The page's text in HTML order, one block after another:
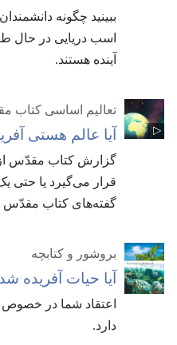
ببینید چگونه
اسب دریایی در حال
آینده هستند.‏
تعالیم اساسی کتاب
آیا عالم هستی
گزارش کتاب مقدّس از
قرار می‌گیرد یا حتی
گفته‌های کتاب مقدّس
بروشور و کتابچه
آیا حیات آفریده
اعتقاد شما در
دارد.‏